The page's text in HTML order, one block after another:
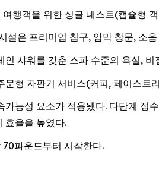
여행객을 위한 싱글 네스트(캡슐형
설은 프리미엄 침구, 암막 창문, 소
인 샤워를 갖춘 스파 수준의 욕실,
문형 자판기 서비스(커피, 페이스트
가능성 요소가 적용됐다. 다단계 정
효율을 높였다.
70파운드부터 시작한다.